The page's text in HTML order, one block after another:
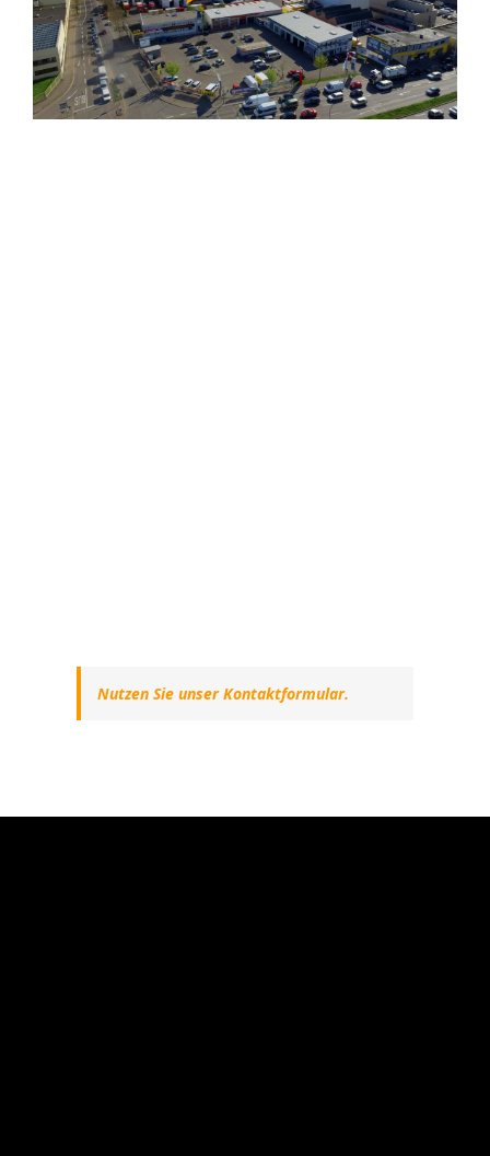
Nutzen Sie unser Kontaktformular.